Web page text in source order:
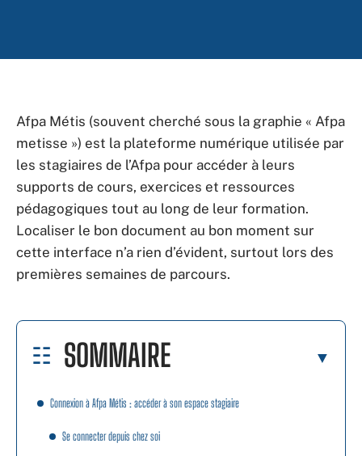
Afpa Métis (souvent cherché sous la graphie « Afpa
metisse ») est la plateforme numérique utilisée par
les stagiaires de l’Afpa pour accéder à leurs
supports de cours, exercices et ressources
pédagogiques tout au long de leur formation.
Localiser le bon document au bon moment sur
cette interface n’a rien d’évident, surtout lors des
premières semaines de parcours.
SOMMAIRE
Connexion à Afpa Métis : accéder à son espace stagiaire
Se connecter depuis chez soi